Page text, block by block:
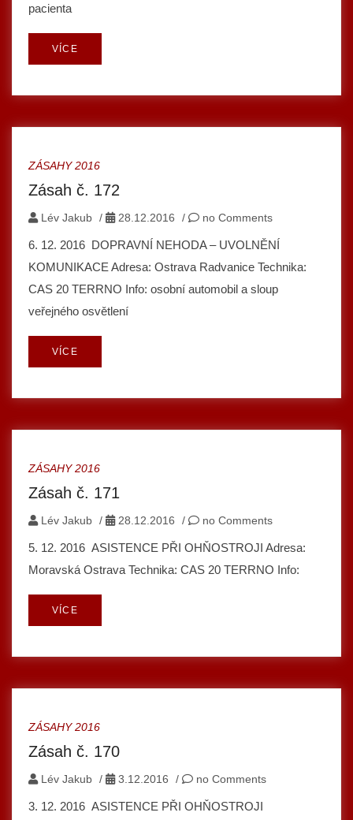
pacienta
VÍCE
ZÁSAHY 2016
Zásah č. 172
Lév Jakub / 28.12.2016 / no Comments
6. 12. 2016 DOPRAVNÍ NEHODA – UVOLNĚNÍ
KOMUNIKACE Adresa: Ostrava Radvanice Technika:
CAS 20 TERRNO Info: osobní automobil a sloup
veřejného osvětlení
VÍCE
ZÁSAHY 2016
Zásah č. 171
Lév Jakub / 28.12.2016 / no Comments
5. 12. 2016 ASISTENCE PŘI OHŇOSTROJI Adresa:
Moravská Ostrava Technika: CAS 20 TERRNO Info:
VÍCE
ZÁSAHY 2016
Zásah č. 170
Lév Jakub / 3.12.2016 / no Comments
3. 12. 2016 ASISTENCE PŘI OHŇOSTROJI